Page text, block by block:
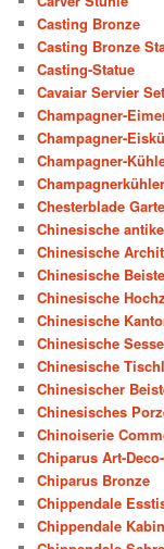
Casting Bronze
Casting Bronze
Casting-Statue
Cavaiar Servier Set
Champagner-
Champagner-
Champagner-
Champagnerkühler
Chesterblade
Chinesische
Chinesische
Chinesische
Chinesische
Chinesische
Chinesische
Chinesische
Chinesischer
Chinesisches
Chinoiserie
Chiparus Art-
Chiparus Bronze
Chippendale
Chippendale